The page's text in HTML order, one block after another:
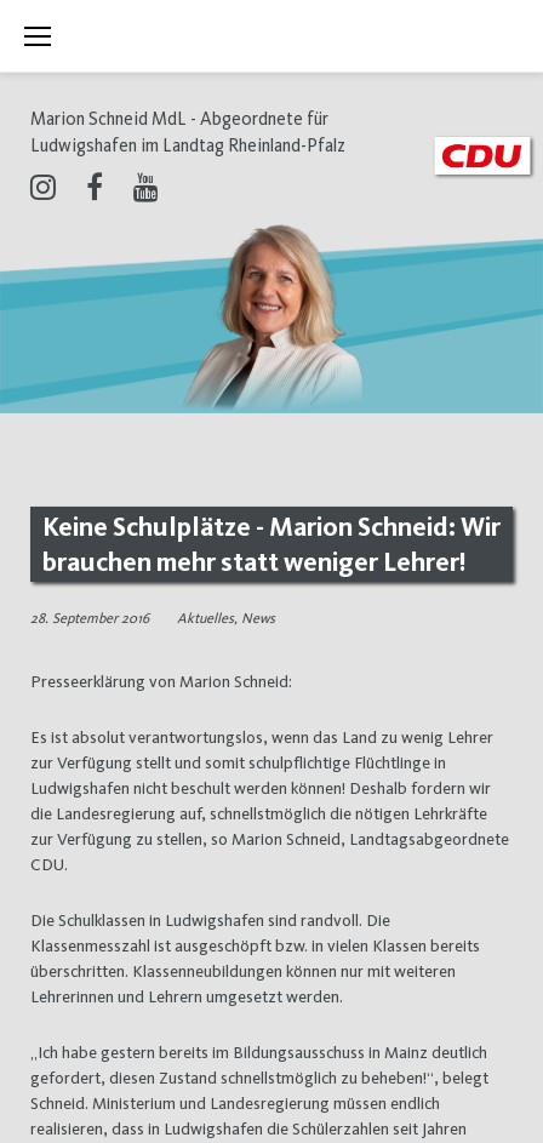
Inhalt
Marion Schneid MdL - Abgeordnete für
Ludwigshafen im Landtag Rheinland-Pfalz
Keine Schulplätze - Marion Schneid: Wir
brauchen mehr statt weniger Lehrer!
28. September 2016 Aktuelles, News
Presseerklärung von Marion Schneid:
Es ist absolut verantwortungslos, wenn das Land zu wenig Lehrer
zur Verfügung stellt und somit schulpflichtige Flüchtlinge in
Ludwigshafen nicht beschult werden können! Deshalb fordern wir
die Landesregierung auf, schnellstmöglich die nötigen Lehrkräfte
zur Verfügung zu stellen, so Marion Schneid, Landtagsabgeordnete
CDU.
Die Schulklassen in Ludwigshafen sind randvoll. Die
Klassenmesszahl ist ausgeschöpft bzw. in vielen Klassen bereits
überschritten. Klassenneubildungen können nur mit weiteren
Lehrerinnen und Lehrern umgesetzt werden.
„Ich habe gestern bereits im Bildungsausschuss in Mainz deutlich
gefordert, diesen Zustand schnellstmöglich zu beheben!“, belegt
Schneid. Ministerium und Landesregierung müssen endlich
realisieren, dass in Ludwigshafen die Schülerzahlen seit Jahren